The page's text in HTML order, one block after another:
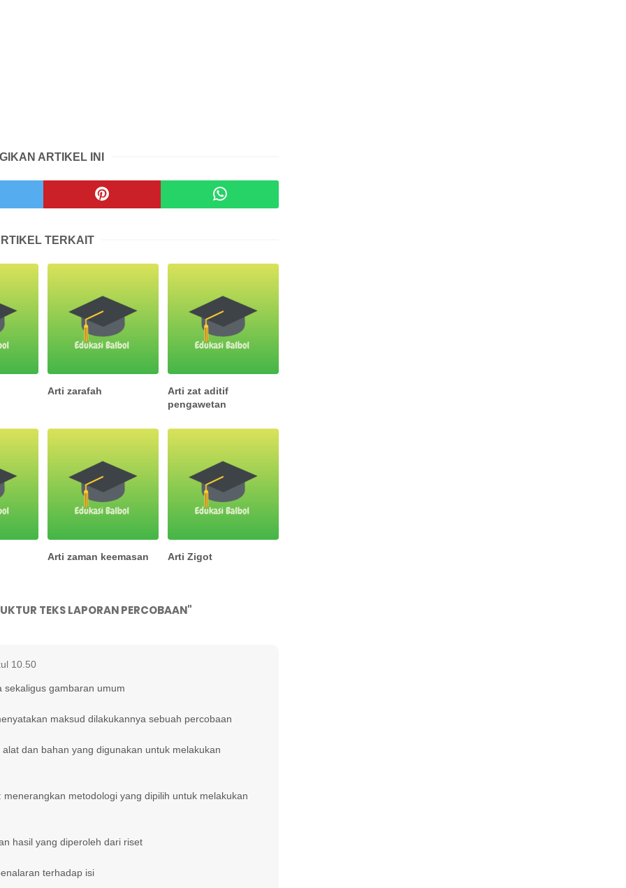
ARTIKEL INI
TERKAIT
Arti zarafah
Arti zat aditif
pengawetan
Arti zaman keemasan Arti Zigot
TEKS LAPORAN PERCOBAAN"
10.50
sekaligus gambaran umum
maksud dilakukannya sebuah percobaan
alat dan bahan yang digunakan untuk melakukan
menerangkan metodologi yang dipilih untuk melakukan
hasil yang diperoleh dari riset
terhadap isi